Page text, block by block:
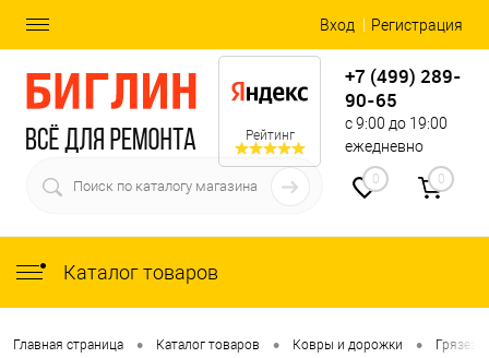
Вход Регистрация
Рейтинг
+7 (499) 289-
90-65
с 9:00 до 19:00
ежедневно
0 0
Каталог товаров
Главная страница • Каталог товаров • Ковры и дорожки •